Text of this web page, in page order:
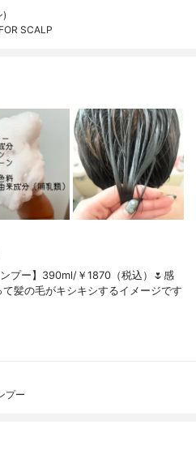
)
SCALP
プー】390ml/￥1870（税込）🌷感
髪の毛がキシキシするイメージです
プー